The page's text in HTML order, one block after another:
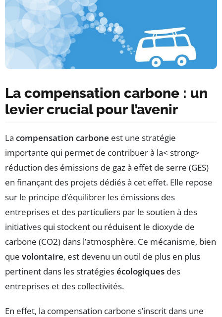
La compensation carbone : un
levier crucial pour l’avenir
La compensation carbone est une stratégie
importante qui permet de contribuer à la< strong>
réduction des émissions de gaz à effet de serre (GES)
en finançant des projets dédiés à cet effet. Elle repose
sur le principe d’équilibrer les émissions des
entreprises et des particuliers par le soutien à des
initiatives qui stockent ou réduisent le dioxyde de
carbone (CO2) dans l’atmosphère. Ce mécanisme, bien
que volontaire, est devenu un outil de plus en plus
pertinent dans les stratégiesécologiques des
entreprises et des collectivités.
En effet, la compensation carbone s’inscrit dans une